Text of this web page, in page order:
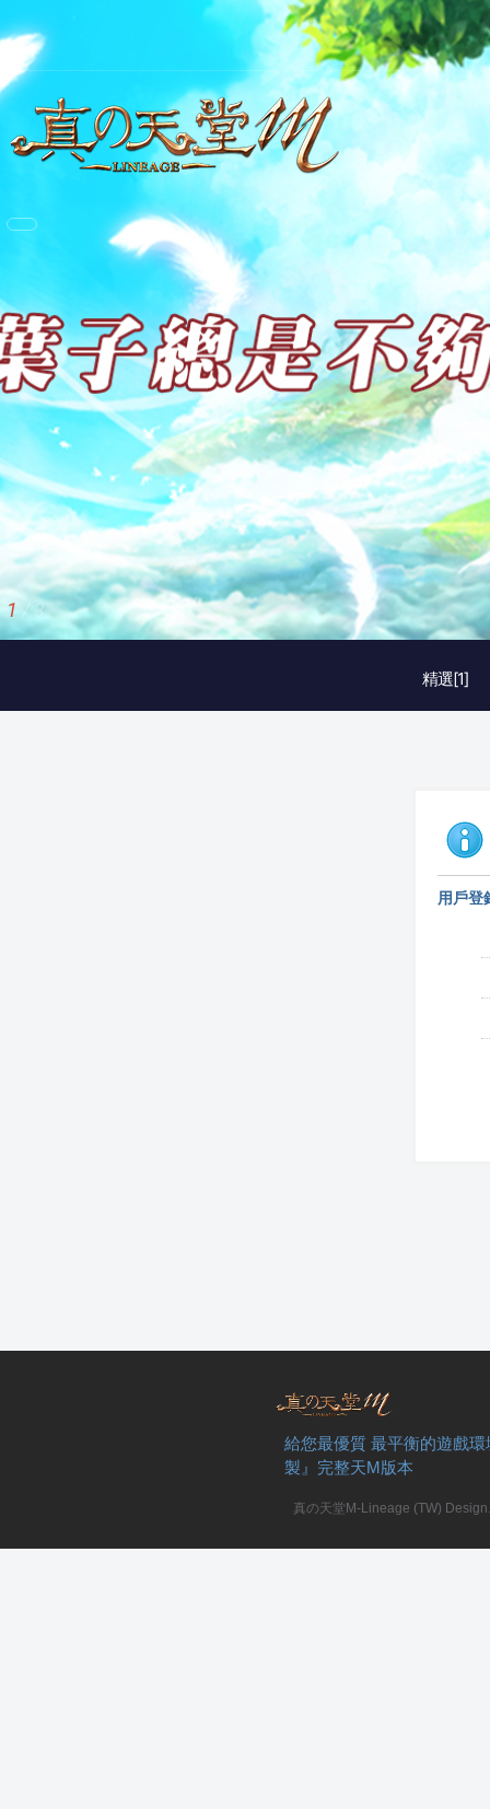
精選[1]
1 / 3
用戶登
給您最優質 最平衡的遊戲
製』完整天M版本
真の天堂M-Lineage (TW)